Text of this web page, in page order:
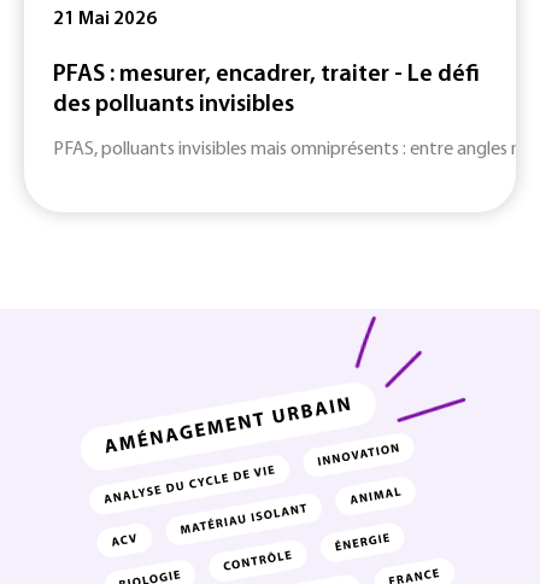
21 Mai 2026
PFAS : mesurer, encadrer, traiter - Le défi
des polluants invisibles
PFAS, polluants invisibles mais omniprésents : entre angles